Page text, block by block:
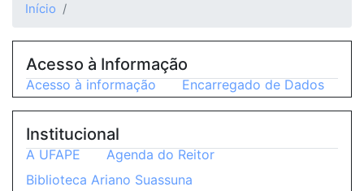
Início
Acesso à Informação
Acesso à informação Encarregado de Dados
Institucional
A UFAPE
Agenda do Reitor
Biblioteca Ariano Suassuna